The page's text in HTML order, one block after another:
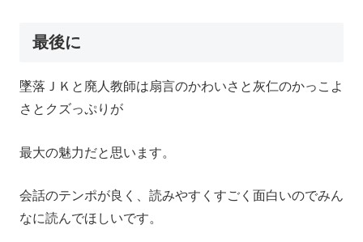
最後に
墜落ＪＫと廃人教師は扇言のかわいさと灰仁のかっこよ
さとクズっぷりが
最大の魅力だと思います。
会話のテンポが良く、読みやすくすごく面白いのでみん
なに読んでほしいです。